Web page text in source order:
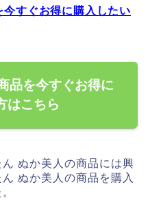
すぐお得に購入したい
品を今すぐお得に
はこちら
ぬか美人の商品には興
ぬか美人の商品を購入